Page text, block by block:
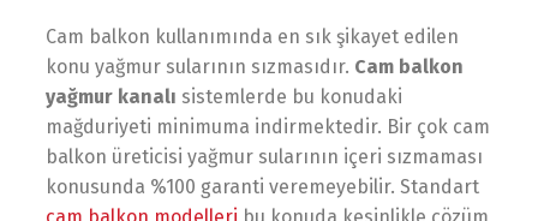
Cam balkon kullanımında en sık şikayet edilen
konu yağmur sularının sızmasıdır. Cam balkon
yağmur kanalı sistemlerde bu konudaki
mağduriyeti minimuma indirmektedir. Bir çok cam
balkon üreticisi yağmur sularının içeri sızmaması
konusunda %100 garanti veremeyebilir. Standart